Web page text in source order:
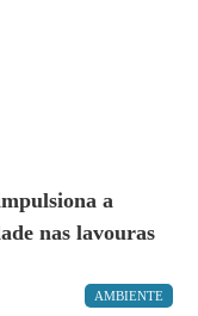
a
nas lavouras
AMBIENTE